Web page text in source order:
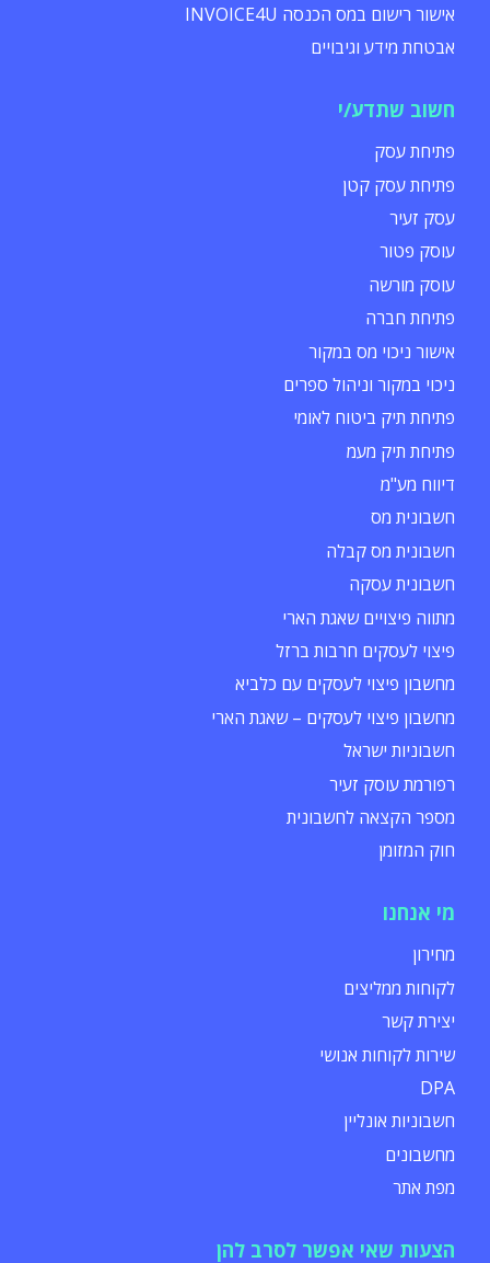
אישור רישום במס הכנסה INVOICE4U
אבטחת מידע וגיבויים
חשוב שתדע/י
פתיחת עסק
פתיחת עסק קטן
עסק זעיר
עוסק פטור
עוסק מורשה
פתיחת חברה
אישור ניכוי מס במקור
ניכוי במקור וניהול ספרים
פתיחת תיק ביטוח לאומי
פתיחת תיק מעמ
דיווח מע"מ
חשבונית מס
חשבונית מס קבלה
חשבונית עסקה
מתווה פיצויים שאגת הארי
פיצוי לעסקים חרבות ברזל
מחשבון פיצוי לעסקים עם כלביא
מחשבון פיצוי לעסקים – שאגת הארי
חשבוניות ישראל
רפורמת עוסק זעיר
מספר הקצאה לחשבונית
חוק המזומן
מי אנחנו
מחירון
לקוחות ממליצים
יצירת קשר
שירות לקוחות אנושי
DPA
חשבוניות אונליין
מחשבונים
מפת אתר
הצעות שאי אפשר לסרב להן